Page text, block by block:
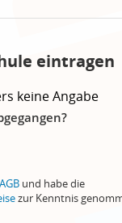
eintragen
keine Angabe
AGB und habe die
zur Kenntnis